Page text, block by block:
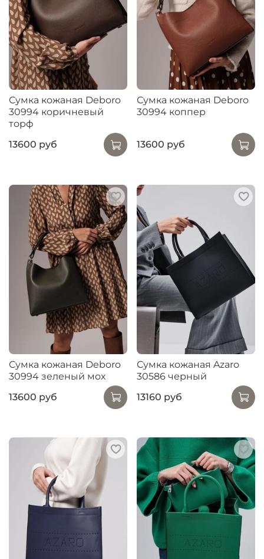
Сумка кожаная Deboro
30994 коричневый
торф
13600 руб
Сумка кожаная Deboro
30994 коппер
13600 руб
Сумка кожаная Deboro
30994 зеленый мох
13600 руб
Сумка кожаная Azaro
30586 черный
13160 руб